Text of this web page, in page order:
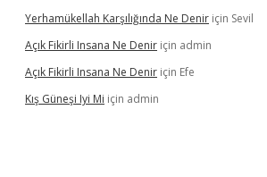
Yerhamükellah Karşılığında Ne Denir için Sevil
Açık Fikirli Insana Ne Denir için admin
Açık Fikirli Insana Ne Denir için Efe
Kış Güneşi Iyi Mi için admin